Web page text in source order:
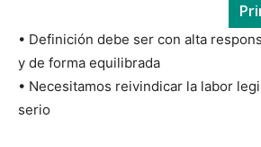
• Definición debe ser con alta
y de forma equilibrada
• Necesitamos reivindicar la labor
serio